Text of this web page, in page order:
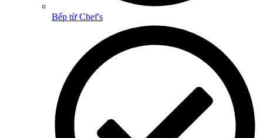
Bếp từ Chef's